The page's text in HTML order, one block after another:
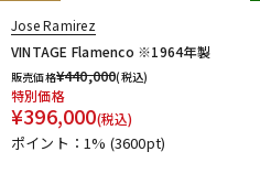
Jose Ramirez
VINTAGE Flamenco ※1964年製
販売価格¥440,000(税込)
特別価格
¥396,000(税込)
ポイント：1% (3600pt)